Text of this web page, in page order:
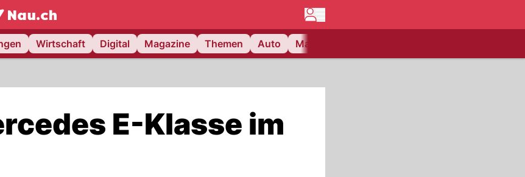
NAU.ch
Wirtschaft Digital Magazine Themen Auto Matchcenter
E-Klasse im